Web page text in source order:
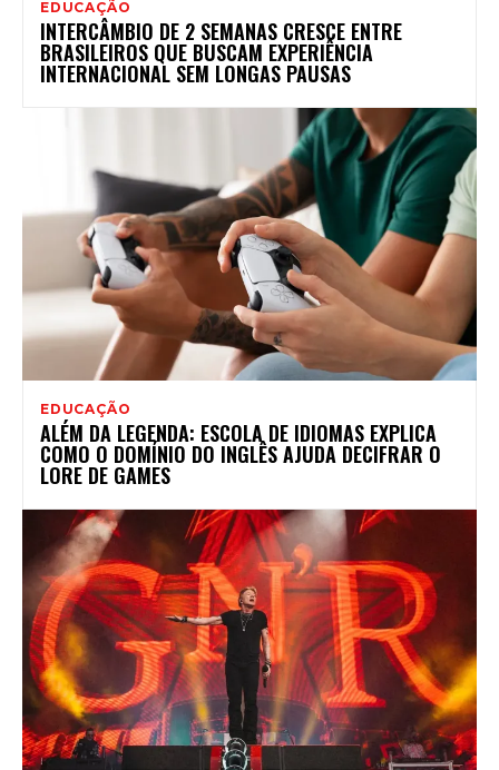
EDUCAÇÃO
INTERCÂMBIO DE 2 SEMANAS CRESCE ENTRE
BRASILEIROS QUE BUSCAM EXPERIÊNCIA
INTERNACIONAL SEM LONGAS PAUSAS
EDUCAÇÃO
ALÉM DA LEGENDA: ESCOLA DE IDIOMAS EXPLICA
COMO O DOMÍNIO DO INGLÊS AJUDA DECIFRAR O
LORE DE GAMES